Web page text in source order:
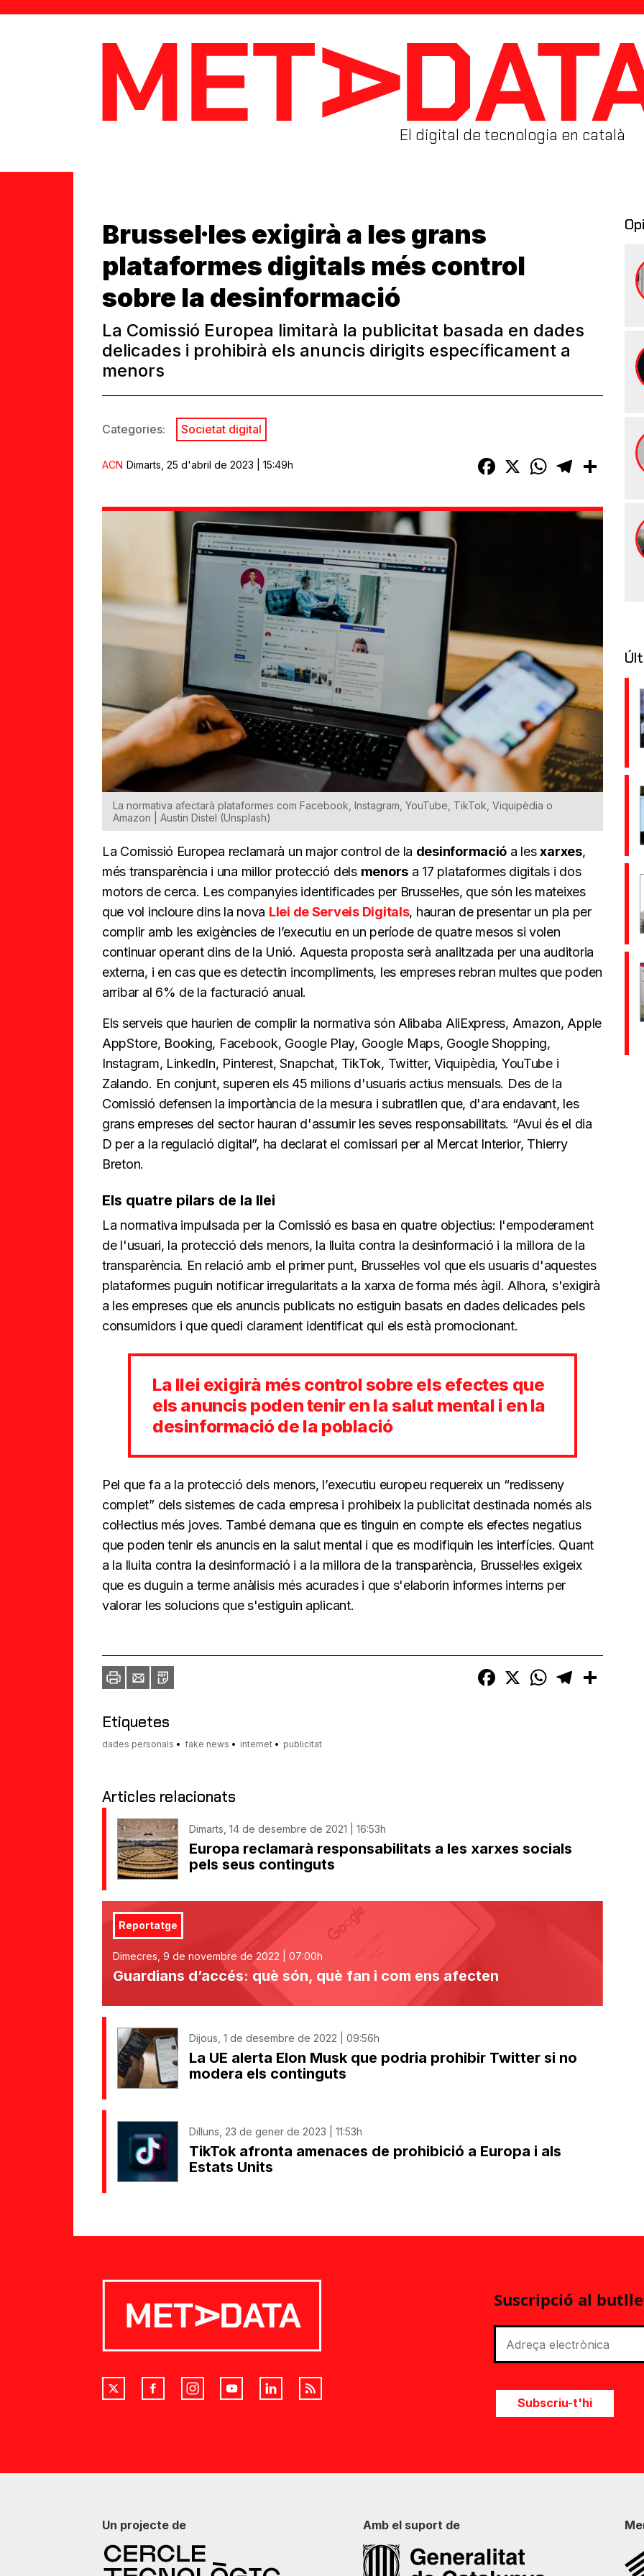
MetaData
El digital de tecnologia en català
Brussel·les exigirà a les grans
plataformes digitals més control
sobre la desinformació
La Comissió Europea limitarà la publicitat basada en dades
delicades i prohibirà els anuncis dirigits específicament a
menors
Categories: Societat digital
ACN Dimarts, 25 d'abril de 2023 | 15:49h Facebook
X WhatsAppTelegram
La normativa afectarà plataformes com Facebook, Instagram, YouTube, TikTok, Viquipèdia o
Amazon | Austin Distel (Unsplash)
La Comissió Europea reclamarà un major control de la desinformació a lesxarxes,
més transparència i una millor protecció dels menorsa 17 plataformes digitals i dos
motors de cerca. Les companyies identificades per Brussel·les, que són les mateixes
que vol incloure dins la nova Llei de Serveis Digitals, hauran de presentar un pla per
complir amb les exigències de l’executiu en un període de quatre mesos si volen
continuar operant dins de la Unió. Aquesta proposta serà analitzada per una auditoria
externa, i en cas que es detectin incompliments, les empreses rebran multes que poden
arribar al 6% de la facturació anual.
Els serveis que haurien de complir la normativa són Alibaba AliExpress, Amazon, Apple
AppStore, Booking, Facebook, Google Play, Google Maps, Google Shopping,
Instagram, LinkedIn, Pinterest, Snapchat, TikTok, Twitter, Viquipèdia, YouTube i
Zalando. En conjunt, superen els 45 milions d'usuaris actius mensuals. Des de la
Comissió defensen la importància de la mesura i subratllen que, d'ara endavant, les
grans empreses del sector hauran d'assumir les seves responsabilitats. “Avui és el dia
D per a la regulació digital”, ha declarat el comissari per al Mercat Interior, Thierry
Breton.
Els quatre pilars de la llei
La normativa impulsada per la Comissió es basa en quatre objectius: l'empoderament
de l'usuari, la protecció dels menors, la lluita contra la desinformació i la millora de la
transparència. En relació amb el primer punt, Brussel·les vol que els usuaris d'aquestes
plataformes puguin notificar irregularitats a la xarxa de forma més àgil. Alhora, s'exigirà
a les empreses que els anuncis publicats no estiguin basats en dades delicades pels
consumidors i que quedi clarament identificat qui els està promocionant.
La llei exigirà més control sobre els efectes que
els anuncis poden tenir en la salut mental i en la
desinformació de la població
Pel que fa a la protecció dels menors, l’executiu europeu requereix un “redisseny
complet” dels sistemes de cada empresa i prohibeix la publicitat destinada només als
col·lectius més joves. També demana que es tinguin en compte els efectes negatius
que poden tenir els anuncis en la salut mental i que es modifiquin les interfícies. Quant
a la lluita contra la desinformació i a la millora de la transparència, Brussel·les exigeix
que es duguin a terme anàlisis més acurades i que s'elaborin informes interns per
valorar les solucions que s'estiguin aplicant.
ImprimirEnvia
un
PDF Facebook
X WhatsAppTelegram
Etiquetes
dades personals fake news internet publicitat
Articles relacionats
Dimarts, 14 de desembre de 2021 | 16:53h
Europa reclamarà responsabilitats a les xarxes socials
pels seus continguts
Reportatge
Dimecres, 9 de novembre de 2022 | 07:00h
Guardians d’accés: què són, què fan i com ens afecten
Dijous, 1 de desembre de 2022 | 09:56h
La UE alerta Elon Musk que podria prohibir Twitter si no
modera els continguts
Dilluns, 23 de gener de 2023 | 11:53h
TikTok afronta amenaces de prohibició a Europa i als
Estats Units
Suscripció al
Subscriu-t'hi
Un projecte de Amb el suport de